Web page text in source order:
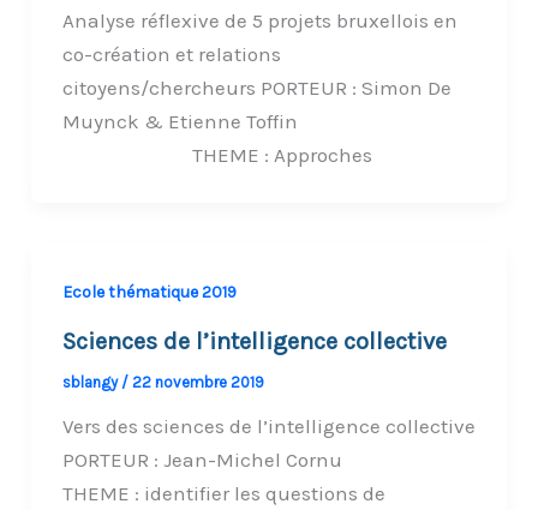
Analyse réflexive de 5 projets bruxellois en
co-création et relations
citoyens/chercheurs PORTEUR : Simon De
Muynck & Etienne Toffin
THEME : Approches
Ecole thématique 2019
Sciences de l’intelligence collective
sblangy / 22 novembre 2019
Vers des sciences de l’intelligence collective
PORTEUR : Jean-Michel Cornu
THEME : identifier les questions de